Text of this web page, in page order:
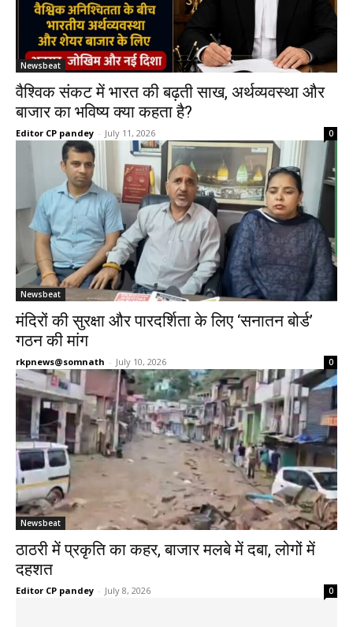
Newsbeat
वैश्विक संकट में भारत की बढ़ती साख, अर्थव्यवस्था और
बाजार का भविष्य क्या कहता है?
Editor CP pandey - July 11, 2026 0
Newsbeat
मंदिरों की सुरक्षा और पारदर्शिता के लिए ‘सनातन बोर्ड’
गठन की मांग
rkpnews@somnath - July 10, 2026 0
Newsbeat
ठाठरी में प्रकृति का कहर, बाजार मलबे में दबा, लोगों में
दहशत
Editor CP pandey - July 8, 2026 0